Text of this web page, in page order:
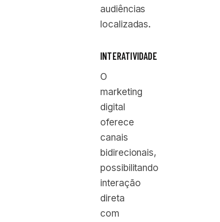
audiências
localizadas.
INTERATIVIDADE
O
marketing
digital
oferece
canais
bidirecionais,
possibilitando
interação
direta
com